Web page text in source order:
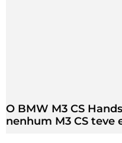
O BMW M3 CS
nenhum M3 CS teve